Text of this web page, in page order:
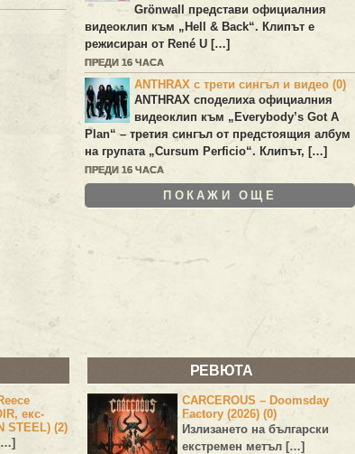
Grönwall
представи официалния
видеоклип към „Hell & Back“. Клипът е
режисиран от René U […]
ПРЕДИ 16 ЧАСА
ANTHRAX с трети сингъл и видео (0)
ANTHRAX споделиха официалния
видеоклип към „ Everybody’s Got A
Plan“ – третия сингъл от предстоящия албум
на групата „Cursum Perficio“. Клипът, […]
ПРЕДИ 16 ЧАСА
ПОКАЖИ ОЩЕ
екс-
STEEL) (2)
РЕВЮТА
CARCEROUS – Doomsday
Factory (2026) (0)
Излизането на български
екстремен метъл […]